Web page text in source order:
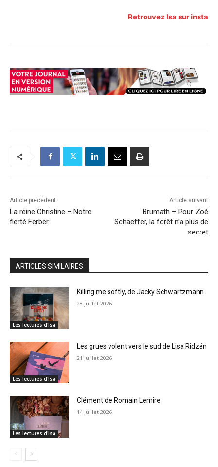
Retrouvez Isa sur insta
Article précédent
La reine Christine – Notre
fierté Ferber
Article suivant
Brumath – Pour Zoé
Schaeffer, la forêt n’a plus de
secret
ARTICLES SIMILAIRES
Les lectures d'Isa
Killing me softly, de Jacky Schwartzmann
28 juillet 2026
Les lectures d'Isa
Les grues volent vers le sud de Lisa Ridzén
21 juillet 2026
Les lectures d'Isa
Clément de Romain Lemire
14 juillet 2026